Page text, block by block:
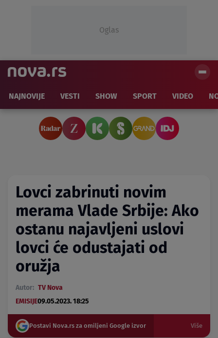
Oglas
NAJNOVIJE VESTI SHOW SPORT VIDEO
Lovci zabrinuti novim
merama Vlade Srbije: Ako
ostanu najavljeni uslovi
lovci će odustajati od
oružja
Autor: TV Nova
EMISIJE09.05.2023. 18:25
Postavi Nova.rs za omiljeni Google izvor Više